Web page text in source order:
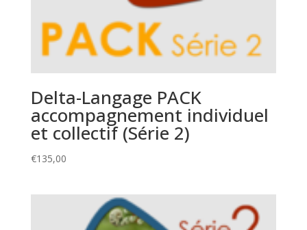
Delta-Langage PACK
accompagnement individuel
et collectif (Série 2)
€135,00